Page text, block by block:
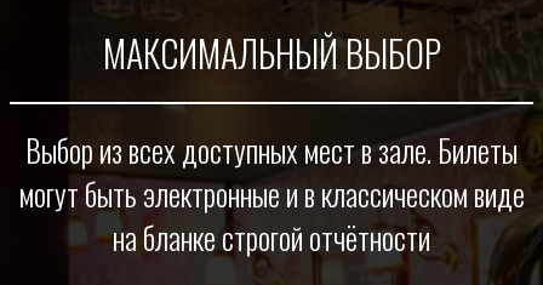
МАКСИМАЛЬНЫЙ ВЫБОР
Выбор из всех доступных мест в зале. Билеты
могут быть электронные и в классическом виде
на бланке строгой отчётности